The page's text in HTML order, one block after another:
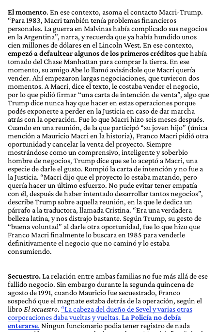
El momento. En ese contexto, asoma el contacto Macri-Trump.
“Para 1983, Macri también tenía problemas financieros
personales. La guerra en Malvinas había complicado sus negocios
en la Argentina”, narra, y recuerda que ya había hundido unos
cien millones de dólares en el Lincoln West. En ese contexto,
empezó a defaultear algunos de los primeros créditosque había
tomado del Chase Manhattan para comprar la tierra. En ese
momento, su amigo Abe lo llamó avisándole que Macri quería
vender. Ahí empezaron largas negociaciones, que tuvieron dos
momentos. A Macri, dice el texto, le costaba vender el negocio,
por lo que pidió firmar “una carta de intención de venta”, algo que
Trump dice nunca hay que hacer en estas operaciones porque
podés exponerte a perder en la Justicia en caso de dar marcha
atrás con la operación. Fue lo que Macri hizo seis meses después.
Cuando en una reunión, de la que participó “su joven hijo” (única
mención a Mauricio Macri en la historia), Franco Macri pidió otra
oportunidad y cancelar la venta del proyecto. Siempre
mostrándose como un comprensivo, inteligente y soberbio
hombre de negocios, Trump dice que se lo aceptó a Macri, una
especie de darle el gusto. Rompió la carta de intención y no fue a
la Justicia. “Macri dijo que el proyecto lo estaba matando, pero
quería hacer un último esfuerzo. No pude evitar tener empatía
con él, después de haber intentado desarrollar tantos negocios”,
describe Trump sobre aquella reunión, en la que le dedica un
párrafo a la traductora, llamada Cristina. “Era una verdadera
belleza latina, y nos distrajo bastante. Según Trump, su gesto de
“buena voluntad” al darle otra oportunidad, fue lo que hizo que
Franco Macri finalmente lo buscara en 1985 para venderle
definitivamente el negocio que no caminó y lo estaba
consumiendo.
Secuestro.La relación entre ambas familias no fue más allá de ese
fallido negocio. Sin embargo durante la segunda quincena de
agosto de 1991, cuando Mauricio fue secuestrado, Franco
sospechó que el magnate estaba detrás de la operación, según el
libro El secuestro. “La cabeza del dueño de Sevel y varias otras
corporaciones daba vueltas y vueltas. La Policía no debía
enterarse. Ningun funcionario podia tener registro de nada